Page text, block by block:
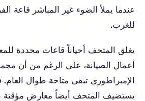
عندما يملأ الضوء غير المباشر قاعة
للغرب.
يغلق المتحف أحياناً قاعات محددة
أعمال الصيانة، على الرغم من أن
يستضيف المتحف أيضاً معارض مؤقتة